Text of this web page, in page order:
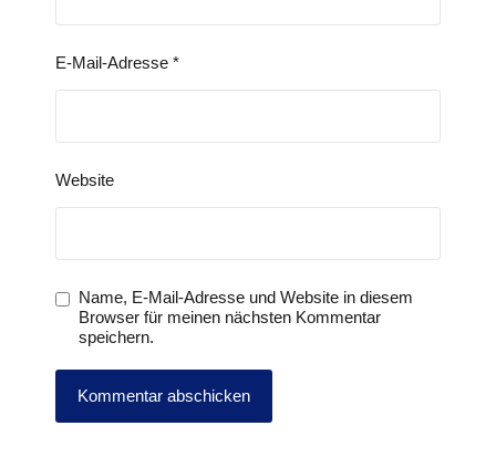
E-Mail-Adresse *
Website
Name, E-Mail-Adresse und Website in diesem
Browser für meinen nächsten Kommentar
speichern.